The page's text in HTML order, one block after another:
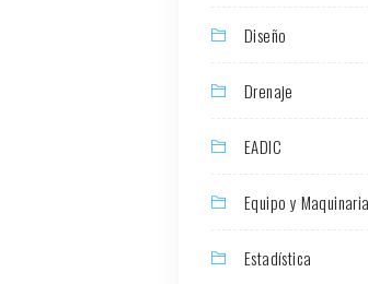
Diseño
Drenaje
EADIC
Equipo y
Estadística